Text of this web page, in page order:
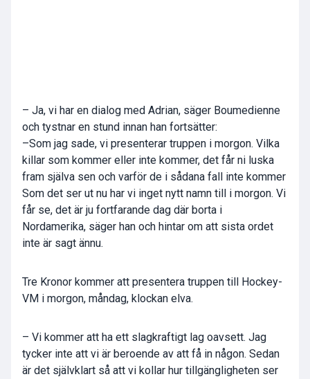
– Ja, vi har en dialog med Adrian, säger Boumedienne
och tystnar en stund innan han fortsätter:
–Som jag sade, vi presenterar truppen i morgon. Vilka
killar som kommer eller inte kommer, det får ni luska
fram själva sen och varför de i sådana fall inte kommer
Som det ser ut nu har vi inget nytt namn till i morgon. Vi
får se, det är ju fortfarande dag där borta i
Nordamerika, säger han och hintar om att sista ordet
inte är sagt ännu.
Tre Kronor kommer att presentera truppen till Hockey-
VM i morgon, måndag, klockan elva.
– Vi kommer att ha ett slagkraftigt lag oavsett. Jag
tycker inte att vi är beroende av att få in någon. Sedan
är det självklart så att vi kollar hur tillgängligheten ser